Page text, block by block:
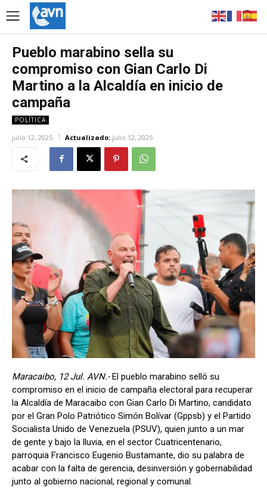
Pueblo marabino sella su
compromiso con Gian Carlo Di
Martino a la Alcaldía en inicio de
campaña
POLÍTICA
julio 12, 2025 Actualizado: julio 12, 2025
Maracaibo, 12 Jul. AVN.-El pueblo marabino selló su
compromiso en el inicio de campaña electoral para recuperar
la Alcaldía de Maracaibo con Gian Carlo Di Martino, candidato
por el Gran Polo Patriótico Simón Bolívar (Gppsb) y el Partido
Socialista Unido de Venezuela (PSUV), quien junto a un mar
de gente y bajo la lluvia, en el sector Cuatricentenario,
parroquia Francisco Eugenio Bustamante, dio su palabra de
acabar con la falta de gerencia, desinversión y gobernabilidad
junto al gobierno nacional, regional y comunal.